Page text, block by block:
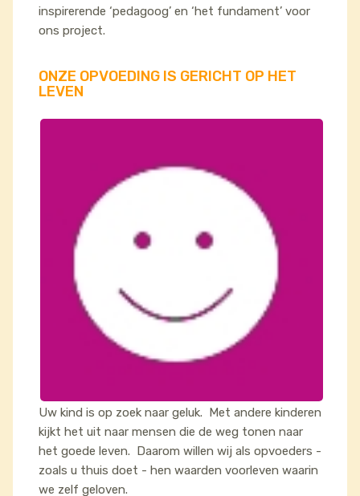
inspirerende ‘pedagoog’ en ‘het fundament’ voor
ons project.
ONZE OPVOEDING IS GERICHT OP HET
LEVEN
Uw kind is op zoek naar geluk. Met andere kinderen
kijkt het uit naar mensen die de weg tonen naar
het goede leven. Daarom willen wij als opvoeders -
zoals u thuis doet - hen waarden voorleven waarin
we zelf geloven.